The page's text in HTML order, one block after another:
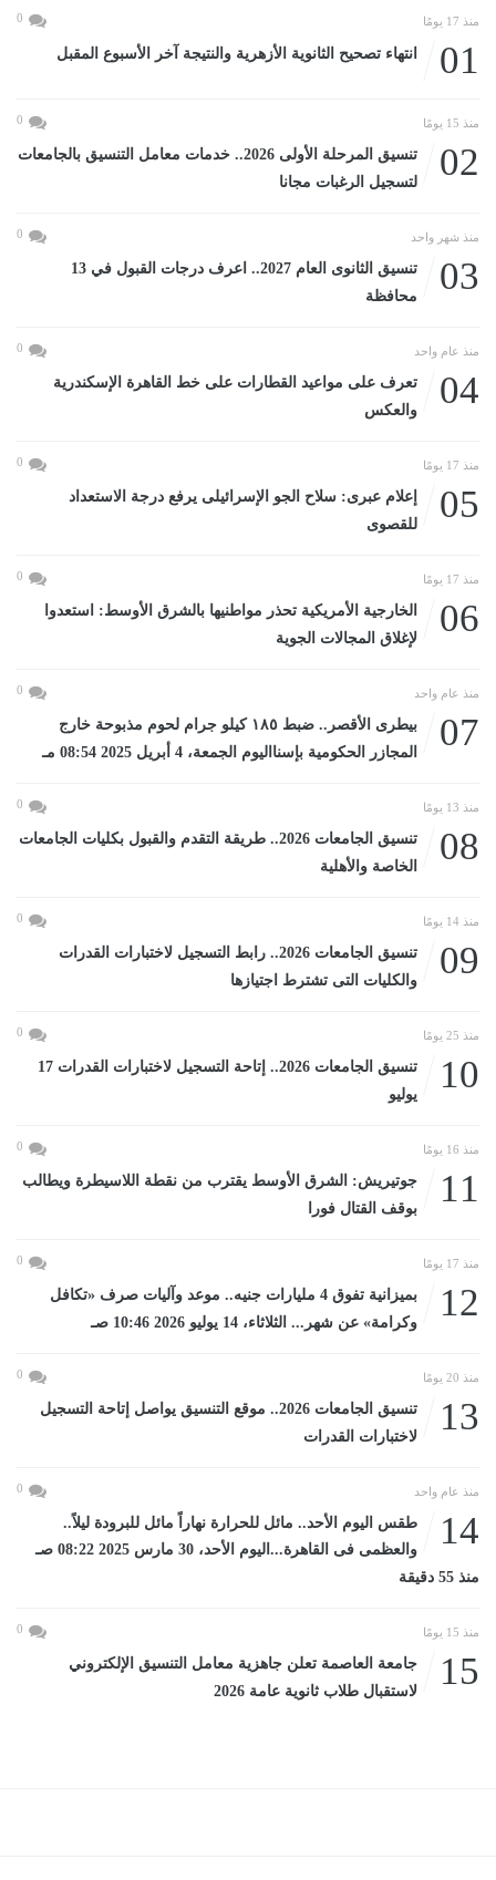
منذ 17 يومًا 0
01 انتهاء تصحيح الثانوية الأزهرية والنتيجة آخر الأسبوع المقبل
منذ 15 يومًا 0
02
تنسيق المرحلة الأولى 2026.. خدمات معامل التنسيق بالجامعات
لتسجيل الرغبات مجانا
منذ شهر واحد 0
03
تنسيق الثانوى العام 2027.. اعرف درجات القبول في 13
محافظة
منذ عام واحد 0
04
تعرف على مواعيد القطارات على خط القاهرة الإسكندرية
والعكس
منذ 17 يومًا 0
05
إعلام عبرى: سلاح الجو الإسرائيلى يرفع درجة الاستعداد
للقصوى
منذ 17 يومًا 0
06
الخارجية الأمريكية تحذر مواطنيها بالشرق الأوسط: استعدوا
لإغلاق المجالات الجوية
منذ عام واحد 0
07
بيطرى الأقصر.. ضبط ١٨٥ كيلو جرام لحوم مذبوحة خارج
المجازر الحكومية بإسنااليوم الجمعة، 4 أبريل 2025 08:54 مـ
منذ 13 يومًا 0
08
تنسيق الجامعات 2026.. طريقة التقدم والقبول بكليات الجامعات
الخاصة والأهلية
منذ 14 يومًا 0
09
تنسيق الجامعات 2026.. رابط التسجيل لاختبارات القدرات
والكليات التى تشترط اجتيازها
منذ 25 يومًا 0
10
تنسيق الجامعات 2026.. إتاحة التسجيل لاختبارات القدرات 17
يوليو
منذ 16 يومًا 0
11
جوتيريش: الشرق الأوسط يقترب من نقطة اللاسيطرة ويطالب
بوقف القتال فورا
منذ 17 يومًا 0
12
بميزانية تفوق 4 مليارات جنيه.. موعد وآليات صرف «تكافل
وكرامة» عن شهر... الثلاثاء، 14 يوليو 2026 10:46 صـ
منذ 20 يومًا 0
13
تنسيق الجامعات 2026.. موقع التنسيق يواصل إتاحة التسجيل
لاختبارات القدرات
منذ عام واحد 0
14
طقس اليوم الأحد.. مائل للحرارة نهاراً مائل للبرودة ليلاً..
والعظمى فى القاهرة...اليوم الأحد، 30 مارس 2025 08:22 صـ
منذ 55 دقيقة
منذ 15 يومًا 0
15
جامعة العاصمة تعلن جاهزية معامل التنسيق الإلكتروني
لاستقبال طلاب ثانوية عامة 2026